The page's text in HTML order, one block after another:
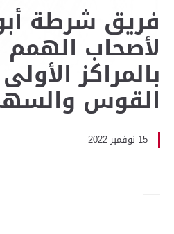
فريق شرطة
لأصحاب الهمم
بالمراكز
القوس
15 نوفمبر 2022